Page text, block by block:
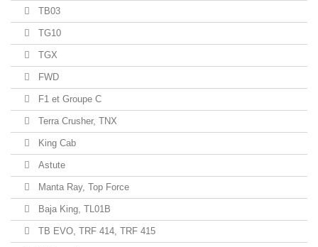
TB03
TG10
TGX
FWD
F1 et Groupe C
Terra Crusher, TNX
King Cab
Astute
Manta Ray, Top Force
Baja King, TL01B
TB EVO, TRF 414, TRF 415